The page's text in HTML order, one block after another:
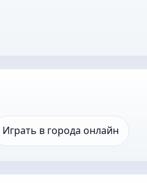
Играть в города онлайн